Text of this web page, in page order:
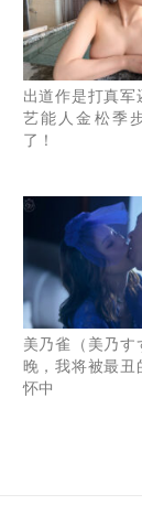
出道作是打真军
艺能人金松季
了！
美乃雀（美乃す
晚，我将被最丑
怀中